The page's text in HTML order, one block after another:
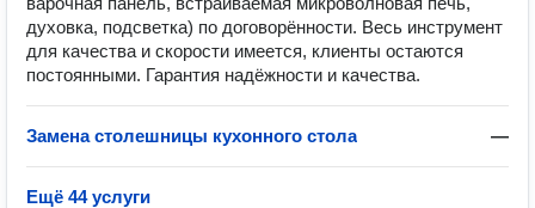
духовка, подсветка) по договорённости. Весь инструмент
для качества и скорости имеется, клиенты остаются
постоянными. Гарантия надёжности и качества.
Замена столешницы кухонного стола —
Ещё 44 услуги